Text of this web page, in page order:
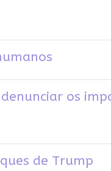
os
de Trump